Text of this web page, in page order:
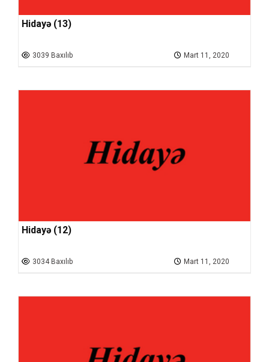
Hidayə (13)
3039 Baxılıb Mart 11, 2020
Hidayə (12)
3034 Baxılıb Mart 11, 2020